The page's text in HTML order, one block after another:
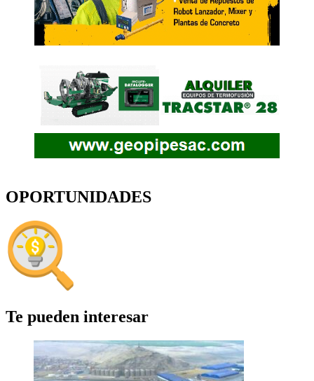
OPORTUNIDADES
Te pueden interesar